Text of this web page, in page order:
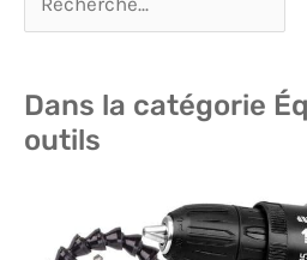
Dans la catégorie
outils